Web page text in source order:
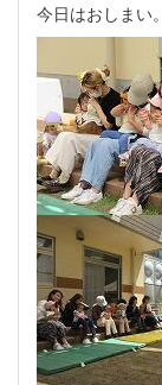
今日はおしまい。